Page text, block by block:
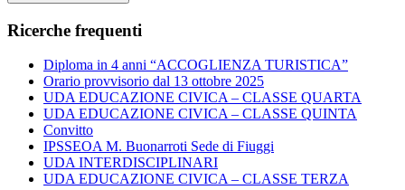
Ricerche frequenti
Diploma in 4 anni “ACCOGLIENZA TURISTICA”
Orario provvisorio dal 13 ottobre 2025
UDA EDUCAZIONE CIVICA – CLASSE QUARTA
UDA EDUCAZIONE CIVICA – CLASSE QUINTA
Convitto
IPSSEOA M. Buonarroti Sede di Fiuggi
UDA INTERDISCIPLINARI
UDA EDUCAZIONE CIVICA – CLASSE TERZA